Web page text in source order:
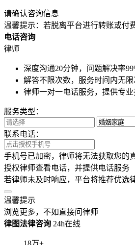
请确认咨询信息
温馨提示：若脱离平台进行转账或付
电话咨询
律师
深度沟通20分钟，问题解决率
解答不限次数，服务时间内无限
律师一对一电话服务，提供专
服务类型：
联系电话：
手机号已加密，律师将无法获取您的
授权律师查看电话，并提供电话服务
若律师未及时响应，平台将推荐优选
温馨提示
浏览更多，不如直接问律师
律图法律咨询 24h在线
18万+